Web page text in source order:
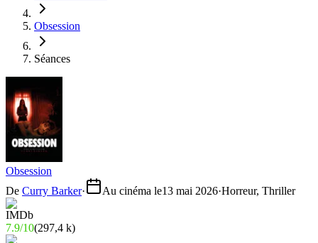
Obsession
Séances
Obsession
De Curry Barker· Au cinéma le13 mai 2026·Horreur, Thriller
7.9/10(297,4 k)